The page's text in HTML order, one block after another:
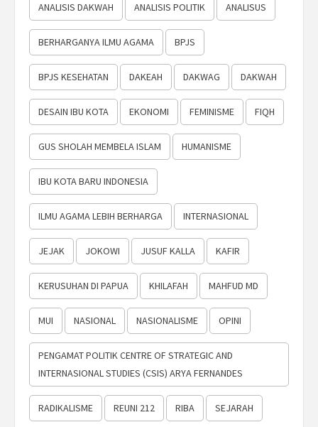
ANALISIS DAKWAH ANALISIS POLITIK ANALISUS
BERHARGANYA ILMU AGAMA BPJS
BPJS KESEHATAN DAKEAH DAKWAG DAKWAH
DESAIN IBU KOTA EKONOMI FEMINISME FIQH
GUS SHOLAH MEMBELA ISLAM HUMANISME
IBU KOTA BARU INDONESIA
ILMU AGAMA LEBIH BERHARGA INTERNASIONAL
JEJAK JOKOWI JUSUF KALLA KAFIR
KERUSUHAN DI PAPUA KHILAFAH MAHFUD MD
MUI NASIONAL NASIONALISME OPINI
PENGAMAT POLITIK CENTRE OF STRATEGIC AND
INTERNASIONAL STUDIES (CSIS) ARYA FERNANDES
RADIKALISME REUNI 212 RIBA SEJARAH